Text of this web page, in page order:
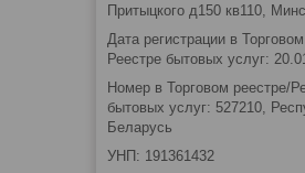
Притыцкого д150 кв110,
Дата регистрации в
Реестре бытовых услуг:
Номер в Торговом реестре/
бытовых услуг: 527210,
Беларусь
УНП: 191361432